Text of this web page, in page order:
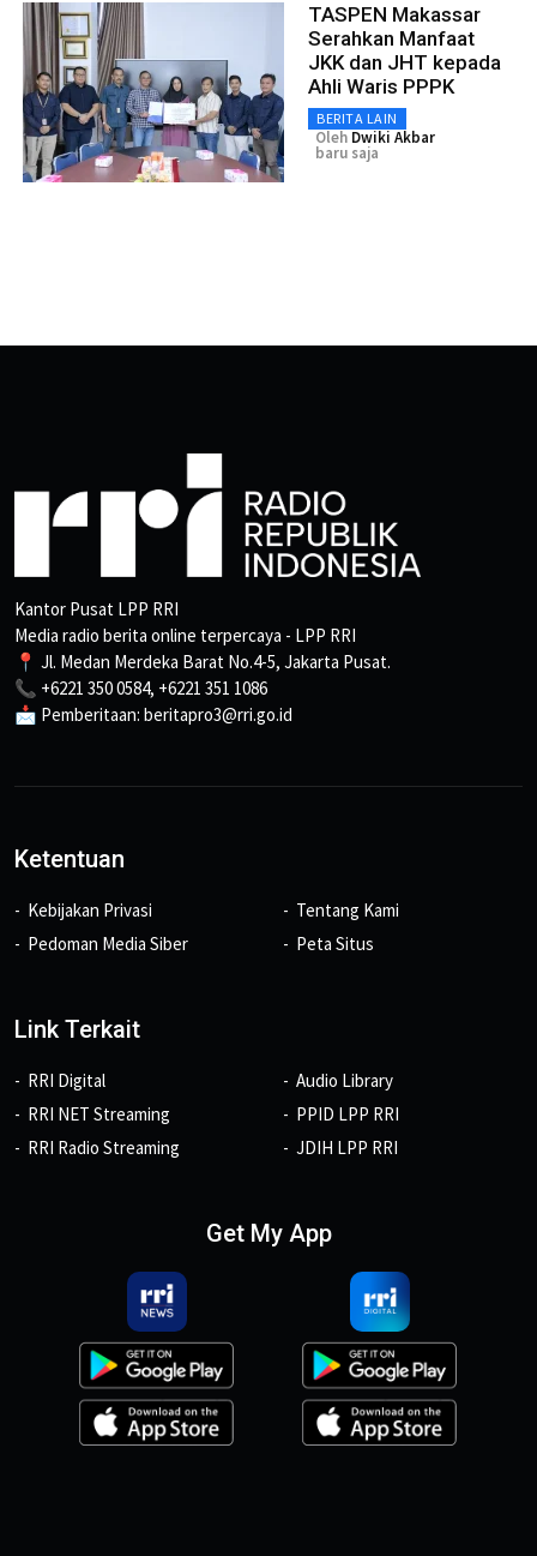
TASPEN Makassar
Serahkan Manfaat
JKK dan JHT kepada
Ahli Waris PPPK
BERITA LAIN
Oleh Dwiki Akbar
baru saja
Kantor Pusat LPP RRI
Media radio berita online terpercaya - LPP RRI
📍 Jl. Medan Merdeka Barat No.4-5, Jakarta Pusat.
📞 +6221 350 0584, +6221 351 1086
📩 Pemberitaan: beritapro3@rri.go.id
Ketentuan
Kebijakan Privasi
Pedoman Media Siber
Tentang Kami
Peta Situs
Link Terkait
RRI Digital
RRI NET Streaming
RRI Radio Streaming
Audio Library
PPID LPP RRI
JDIH LPP RRI
Get My App